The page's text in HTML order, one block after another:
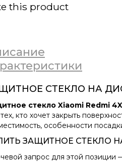
this product
СТЕКЛО НА
стекло Xiaomi Redmi 4X
кто хочет закрыть
особенности
ЗАЩИТНОЕ СТЕКЛО
запрос для этой позиции